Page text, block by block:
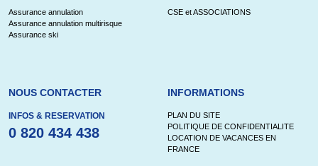
Assurance annulation
Assurance annulation multirisque
Assurance ski
CSE et ASSOCIATIONS
NOUS CONTACTER
INFOS & RESERVATION
0 820 434 438
INFORMATIONS
PLAN DU SITE
POLITIQUE DE CONFIDENTIALITE
LOCATION DE VACANCES EN
FRANCE